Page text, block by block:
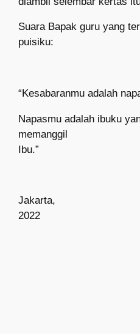
Suara Bapak guru yang
puisiku:
“Kesabaranmu adalah
Napasmu adalah ibuku
memanggil
Ibu.”
Jakarta,
2022